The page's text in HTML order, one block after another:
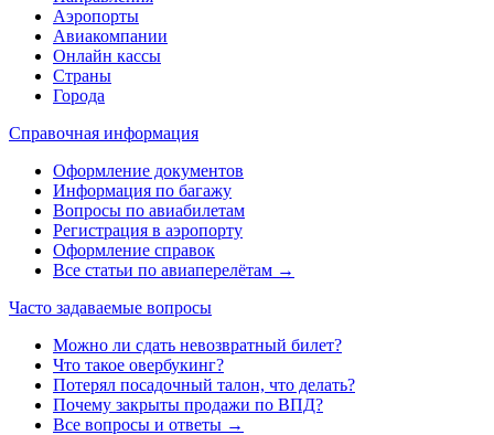
Аэропорты
Авиакомпании
Онлайн кассы
Страны
Города
Справочная информация
Оформление документов
Информация по багажу
Вопросы по авиабилетам
Регистрация в аэропорту
Оформление справок
Все статьи по авиаперелётам →
Часто задаваемые вопросы
Можно ли сдать невозвратный билет?
Что такое овербукинг?
Потерял посадочный талон, что делать?
Почему закрыты продажи по ВПД?
Все вопросы и ответы →